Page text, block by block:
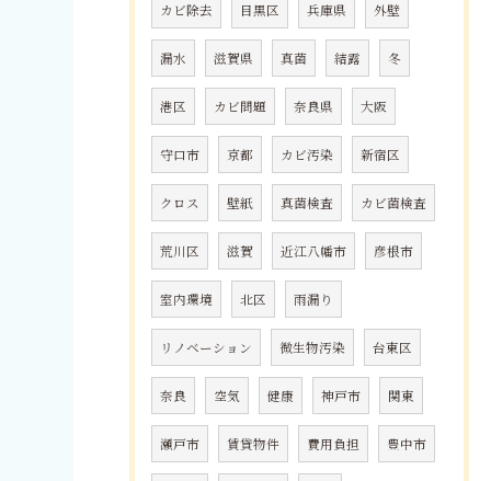
カビ除去 目黒区 兵庫県 外壁
漏水 滋賀県 真菌 結露 冬
港区 カビ問題 奈良県 大阪
守口市 京都 カビ汚染 新宿区
クロス 壁紙 真菌検査 カビ菌検査
荒川区 滋賀 近江八幡市 彦根市
室内環境 北区 雨漏り
リノベーション 微生物汚染 台東区
奈良 空気 健康 神戸市 関東
瀬戸市 賃貸物件 費用負担 豊中市